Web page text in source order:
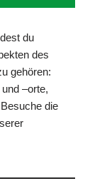
du
des
gehören:
–orte,
die